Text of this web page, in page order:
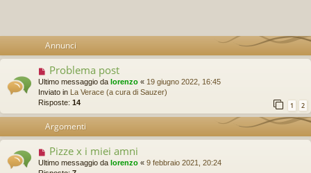
Annunci
Problema post
Ultimo messaggio da lorenzo « 19 giugno 2022, 16:45
Inviato in La Verace (a cura di Sauzer)
Risposte: 14 1 2
Argomenti
Pizze x i miei amni
Ultimo messaggio da lorenzo « 9 febbraio 2021, 20:24